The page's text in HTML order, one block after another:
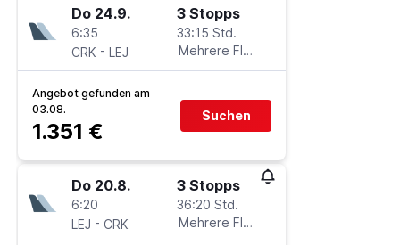
Do 24.9.
6:35
CRK - LEJ
3 Stopps
33:15 Std.
Mehrere Fluglinien
Angebot gefunden am
03.08.
1.351 €
Suchen
Do 20.8.
6:20
LEJ - CRK
3 Stopps
36:20 Std.
Mehrere Fluglinien